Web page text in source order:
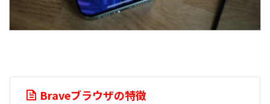
Braveブラウザの特徴